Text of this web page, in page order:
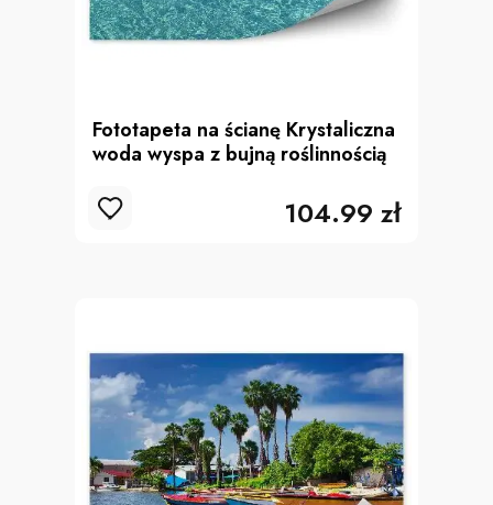
Fototapeta na ścianę Krystaliczna
woda wyspa z bujną roślinnością
104.99 zł